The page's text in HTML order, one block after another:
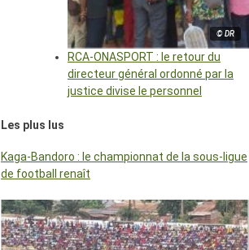
© DR
RCA-ONASPORT : le retour du
directeur général ordonné par la
justice divise le personnel
Les plus lus
Kaga-Bandoro : le championnat de la sous-ligue
de football renaît